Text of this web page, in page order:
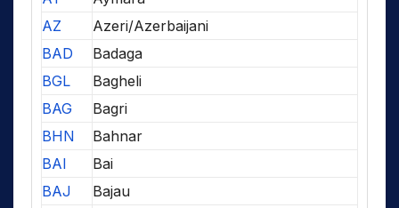
AZ
Azeri/Azerbaijani
BAD
Badaga
BGL
Bagheli
BAG
Bagri
BHN
Bahnar
BAI
Bai
BAJ
Bajau